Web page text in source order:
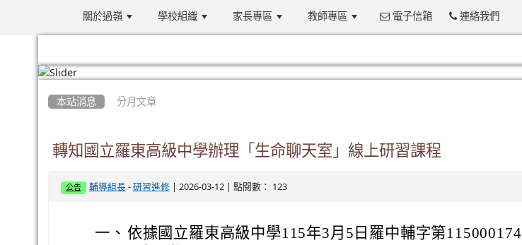
關於過嶺 學校組織 家長專區 教師專區 電子信箱 連絡我們
本站消息 分月文章
轉知國立羅東高級中學辦理「生命聊天室」線上研習課程
公告 輔導組長- 研習進修| 2026-03-12 | 點閱數： 123
一、 依據國立羅東高級中學115年3月5日羅中輔字第115000174